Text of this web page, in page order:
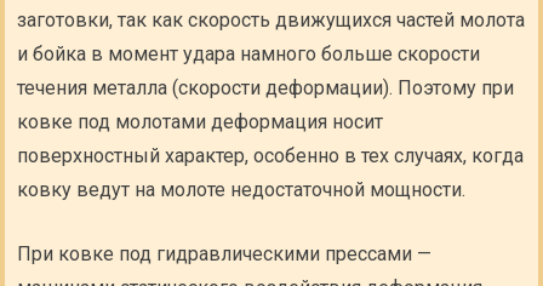
заготовки, так как скорость движущихся частей молота
и бойка в момент удара намного больше скорости
течения металла (скорости деформации). Поэтому при
ковке под молотами деформация носит
поверхностный характер, особенно в тех случаях, когда
ковку ведут на молоте недостаточной мощности.
При ковке под гидравлическими прессами —